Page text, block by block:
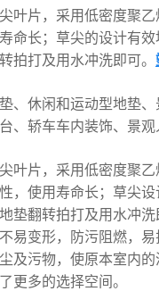
厂房展示
叶片，采用低密度聚
命长；草尖的设计有
拍打及用水冲洗即可。
、休闲和运动型地垫
、轿车车内装饰、景观
叶片，采用低密度聚
，使用寿命长；草尖
垫翻转拍打及用水冲
易变形，防污阻燃，
及污物，使原本室内
更多的选择空间。